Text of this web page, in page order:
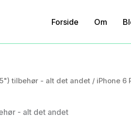
Forside Om
tilbehør - alt det andet / iPhone 6
- alt det andet